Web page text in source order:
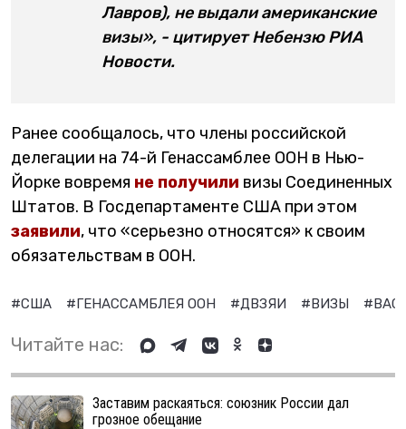
Лавров), не выдали американские
визы», - цитирует Небензю РИА
Новости.
Ранее сообщалось, что члены российской
делегации на 74-й Генассамблее ООН в Нью-
Йорке вовремя не получили визы Соединенных
Штатов. В Госдепартаменте США при этом
заявили, что «серьезно относятся» к своим
обязательствам в ООН.
#США #ГЕНАССАМБЛЕЯ ООН #ДВЗЯИ #ВИЗЫ
Читайте нас:
Заставим раскаяться: союзник России дал
грозное обещание